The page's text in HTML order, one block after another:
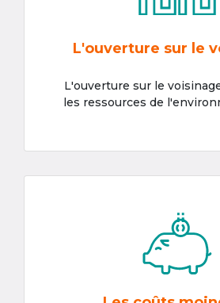
L'ouverture sur le
L'ouverture sur le
les ressources de